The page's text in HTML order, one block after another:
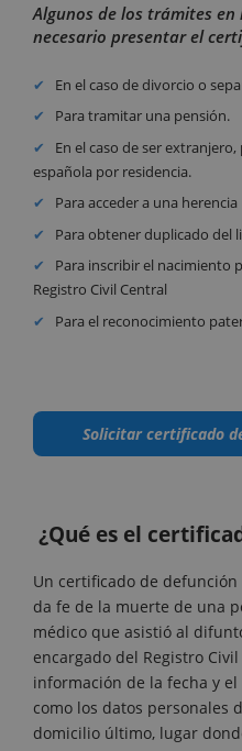
Algunos de los trámites en
necesario presentar el
En el caso de divorcio o
Para tramitar una pensión.
En el caso de ser
española por residencia.
Para acceder a una herencia
Para obtener duplicado del
Para inscribir el nacimiento
Registro Civil Central
Para el reconocimiento
Solicitar certificado
¿Qué es el
Un certificado de
da fe de la muerte de una
médico que asistió al
encargado del Registro
información de la fecha y
como los datos personales
domicilio último, lugar